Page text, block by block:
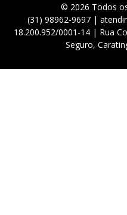
© 2026 Todos
(31) 98962-9697 |
18.200.952/0001-14 | Rua
Seguro,